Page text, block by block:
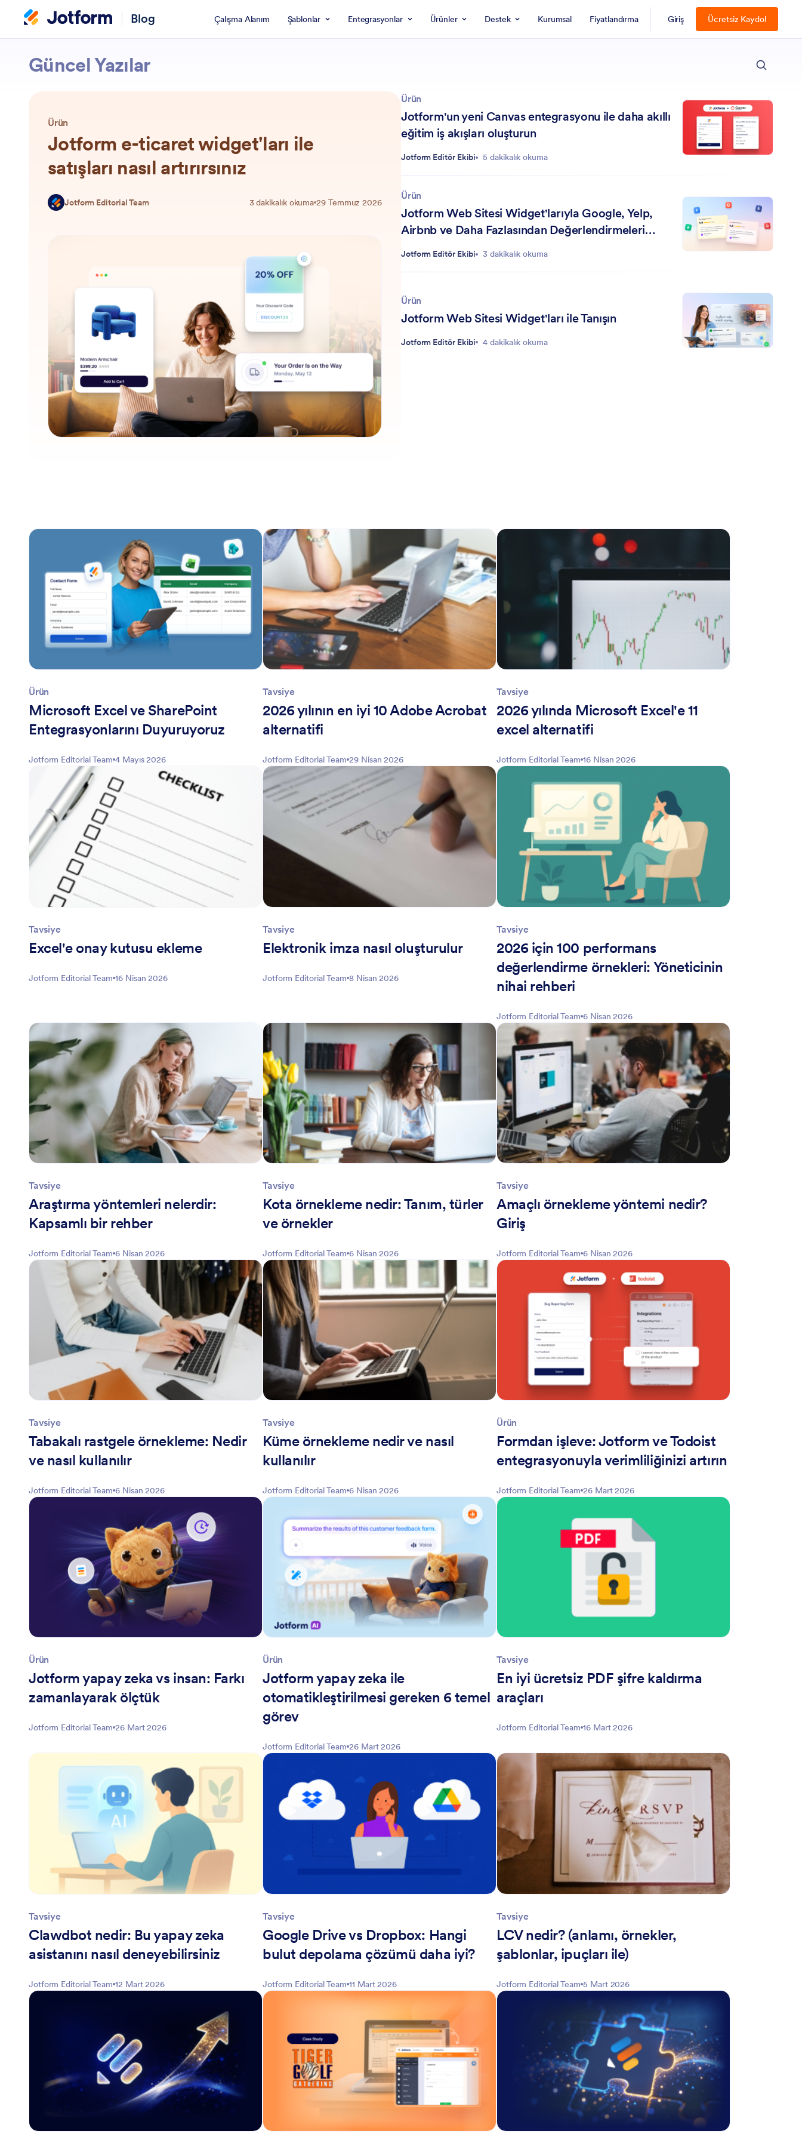
Blog Çalışma Alanım Şablonlar Entegrasyonlar Ürünler Destek Kurumsal Fiyatlandırma Giriş Ücretsiz Kaydol
Jotform
Güncel Yazılar
Ürün
Jotform e-ticaret widget'ları ile
satışları nasıl artırırsınız
Jotform Editorial Team 3 dakikalık okuma 29 Temmuz 2026
Ürün
Jotform'un yeni Canvas entegrasyonu ile daha akıllı
eğitim iş akışları oluşturun
Jotform Editör Ekibi 5 dakikalık okuma
Ürün
Jotform Web Sitesi Widget'larıyla Google, Yelp,
Airbnb ve Daha Fazlasından Değerlendirmeleri
Jotform Editör Ekibi 3 dakikalık okuma
Ürün
Jotform Web Sitesi Widget'ları ile Tanışın
Jotform Editör Ekibi 4 dakikalık okuma
Ürün
Microsoft Excel ve SharePoint
Entegrasyonlarını Duyuruyoruz
Jotform Editorial Team 4 Mayıs 2026
Tavsiye
2026 yılının en iyi 10 Adobe Acrobat
alternatifi
Jotform Editorial Team 29 Nisan 2026
Tavsiye
2026 yılında Microsoft Excel'e 11
excel alternatifi
Jotform Editorial Team 16 Nisan 2026
Tavsiye
Excel'e onay kutusu ekleme
Jotform Editorial Team 16 Nisan 2026
Tavsiye
Elektronik imza nasıl oluşturulur
Jotform Editorial Team 8 Nisan 2026
Tavsiye
2026 için 100 performans
değerlendirme örnekleri: Yöneticinin
nihai rehberi
Jotform Editorial Team 6 Nisan 2026
Tavsiye
Araştırma yöntemleri nelerdir:
Kapsamlı bir rehber
Jotform Editorial Team 6 Nisan 2026
Tavsiye
Kota örnekleme nedir: Tanım, türler
ve örnekler
Jotform Editorial Team 6 Nisan 2026
Tavsiye
Amaçlı örnekleme yöntemi nedir?
Giriş
Jotform Editorial Team 6 Nisan 2026
Tavsiye
Tabakalı rastgele örnekleme: Nedir
ve nasıl kullanılır
Jotform Editorial Team 6 Nisan 2026
Tavsiye
Küme örnekleme nedir ve nasıl
kullanılır
Jotform Editorial Team 6 Nisan 2026
Ürün
Formdan işleve: Jotform ve Todoist
entegrasyonuyla verimliliğinizi artırın
Jotform Editorial Team 26 Mart 2026
Ürün
Jotform yapay zeka vs insan: Farkı
zamanlayarak ölçtük
Jotform Editorial Team 26 Mart 2026
Ürün
Jotform yapay zeka ile
otomatikleştirilmesi gereken 6 temel
görev
Jotform Editorial Team 26 Mart 2026
Tavsiye
En iyi ücretsiz PDF şifre kaldırma
araçları
Jotform Editorial Team 16 Mart 2026
Tavsiye
Clawdbot nedir: Bu yapay zeka
asistanını nasıl deneyebilirsiniz
Jotform Editorial Team 12 Mart 2026
Tavsiye
Google Drive vs Dropbox: Hangi
bulut depolama çözümü daha iyi?
Jotform Editorial Team 11 Mart 2026
Tavsiye
LCV nedir? (anlamı, örnekler,
şablonlar, ipuçları ile)
Jotform Editorial Team 5 Mart 2026
KAPAT